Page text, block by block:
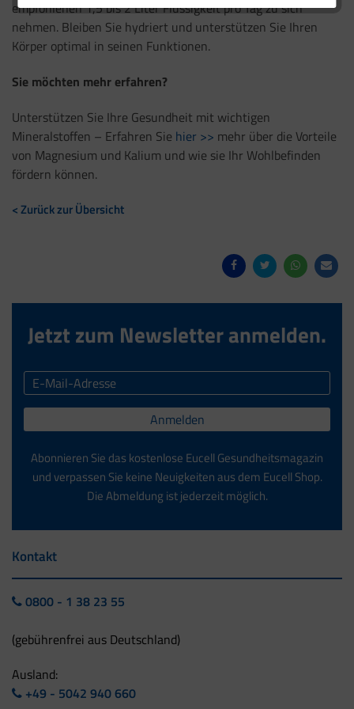
empfohlenen 1,5 bis 2 Liter Flüssigkeit pro Tag zu sich
nehmen. Bleiben Sie hydriert und unterstützen Sie Ihren
Körper optimal in seinen Funktionen.
Sie möchten mehr erfahren?
Unterstützen Sie Ihre Gesundheit mit wichtigen
Mineralstoffen – Erfahren Sie hier >> mehr über die Vorteile
von Magnesium und Kalium und wie sie Ihr Wohlbefinden
fördern können.
< Zurück zur Übersicht
Jetzt zum Newsletter anmelden.
Anmelden
Abonnieren Sie das kostenlose Eucell Gesundheitsmagazin
und verpassen Sie keine Neuigkeiten aus dem Eucell Shop.
Die Abmeldung ist jederzeit möglich.
Kontakt
0800 - 1 38 23 55
(gebührenfrei aus Deutschland)
Ausland:
+49 - 5042 940 660